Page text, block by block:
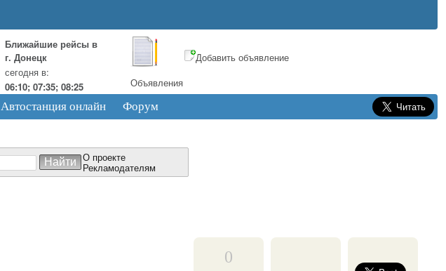
Ближайшие рейсы в
г. Донецк
сегодня в:
06:10; 07:35; 08:25
Объявления
Добавить объявление
Автостанция онлайн Форум
О проекте
Рекламодателям
0